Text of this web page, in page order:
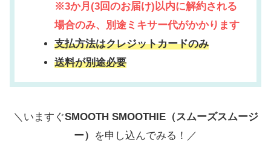
※3か月(3回のお届け)以内に解約される
場合のみ、別途ミキサー代がかかります
支払方法はクレジットカードのみ
送料が別途必要
＼いますぐSMOOTH SMOOTHIE（スムーズスムージ
ー）
を申し込んでみる！／